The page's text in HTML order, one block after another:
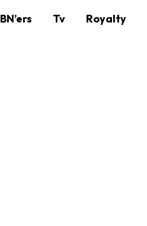
BN’ers Tv Royalty